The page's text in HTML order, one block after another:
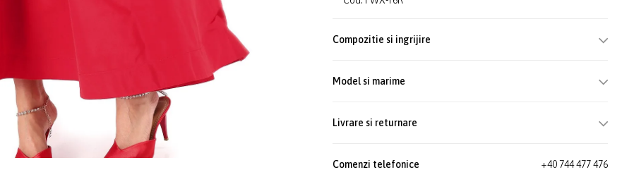
Compozitie si ingrijire
Model si marime
Livrare si returnare
Comenzi telefonice +40 744 477 476